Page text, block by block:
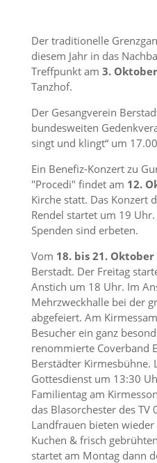
Der traditionelle
diesem Jahr in das
Treffpunkt am 3. Oktober
Tanzhof.
Der Gesangverein
bundesweiten
singt und klingt“ um
Ein Benefiz-Konzert zu
"Procedi" findet am 12.
Kirche statt. Das Konzert
Rendel startet um 19
Spenden sind erbeten.
Vom 18. bis 21. Oktober
Berstadt. Der Freitag
Anstich um 18 Uhr. Im
Mehrzweckhalle bei der
abgefeiert. Am
Besucher ein ganz
renommierte Coverband
Berstädter Kirmesbühne.
Gottesdienst um 13:30
Familientag am
das Blasorchester des TV
Landfrauen bieten wieder
Kuchen & frisch
startet am Montag dann